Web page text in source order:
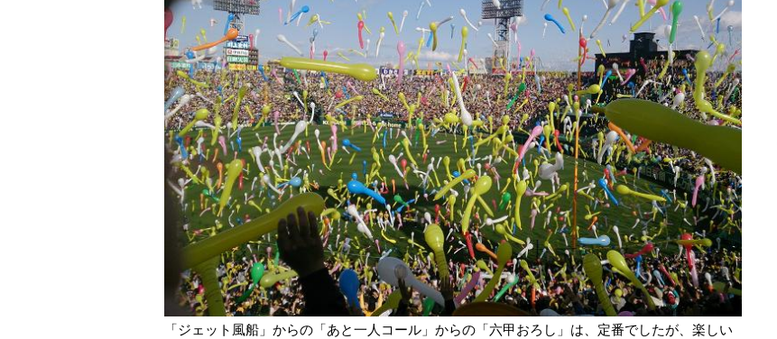
「ジェット風船」からの「あと一人コール」からの「六甲おろし」は、定番でしたが、楽しい